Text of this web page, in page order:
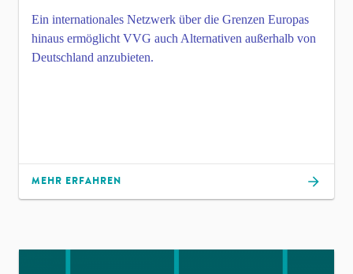
Ein internationales Netzwerk über die Grenzen Europas
hinaus ermöglicht VVG auch Alternativen außerhalb von
Deutschland anzubieten.
MEHR ERFAHREN